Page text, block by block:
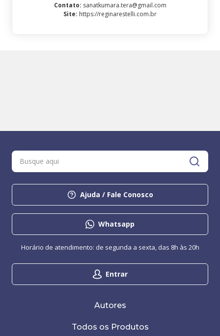
Contato: sanatkumara.tera@gmail.com
Site: https://reginarestelli.com.br
Ajuda / Fale Conosco
Whatsapp
Entrar
Horário de atendimento: de segunda a sexta, das 8h às 20h
Autores
Todos os Produtos